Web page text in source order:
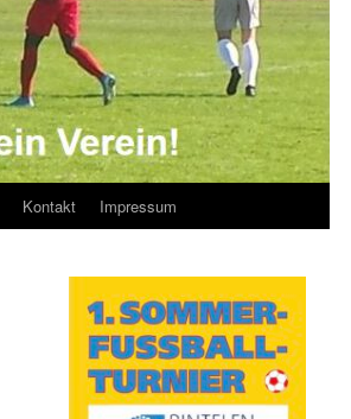
Kontakt Impressum